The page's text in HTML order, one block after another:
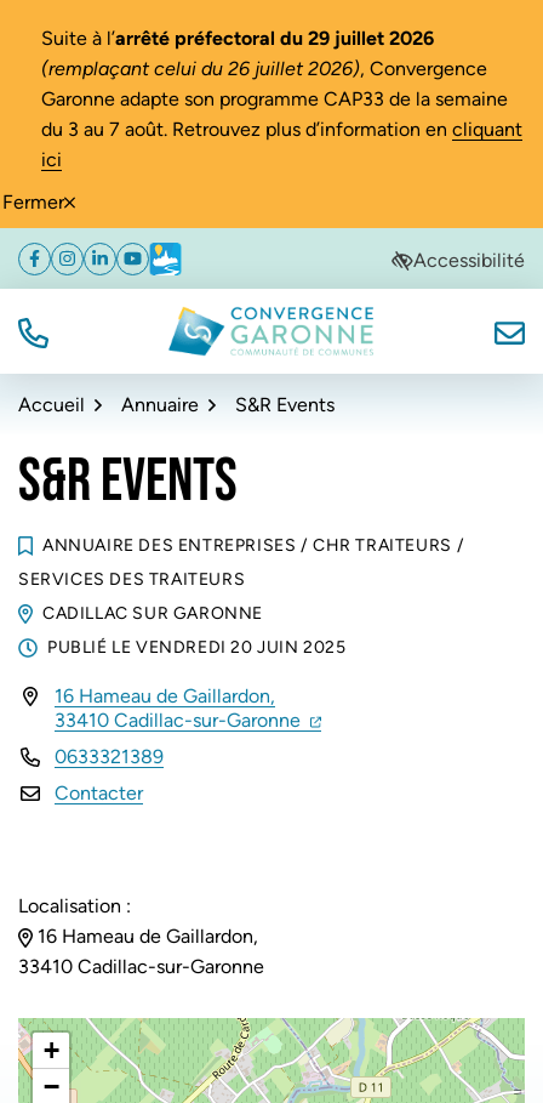
Fermer
Suite à l’arrêté préfectoral du 29 juillet 2026
(remplaçant celui du 26 juillet 2026), Convergence
Garonne adapte son programme CAP33 de la semaine
du 3 au 7 août. Retrouvez plus d’information en cliquant
ici
Aller
navigation
Aller
au
Aller
au
de
Facebook
(ouverture dans un nouvel onglet)
Instagram
(ouverture dans un nouvel onglet)
Linkedin
(ouverture dans un nouvel onglet)
YouTube
(ouverture dans un nouvel onglet)
Météo
(ouverture dans un nouvel onglet)Accessibilité
TÉL. Convergence Garonne
Accueil Annuaire S&R Events
S&R EVENTS
ANNUAIRE DES ENTREPRISES / CHR TRAITEURS /
SERVICES DES TRAITEURS
CADILLAC SUR GARONNE
PUBLIÉ LE VENDREDI 20 JUIN 2025
INFOS UTILES
16 Hameau de Gaillardon,
33410 Cadillac-sur-Garonne (ouverture dans un nouvel
(ouverture dans un
0633321389
Contacter
Localisation :
16 Hameau de Gaillardon,
33410 Cadillac-sur-Garonne
+
−